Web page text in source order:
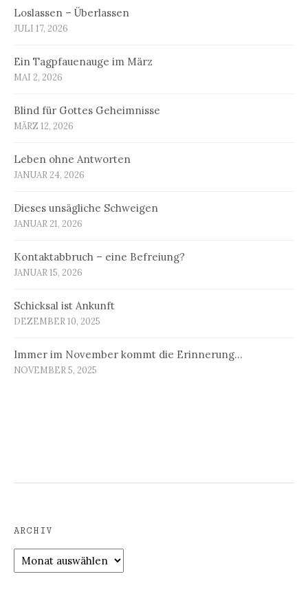
Loslassen – Überlassen
JULI 17, 2026
Ein Tagpfauenauge im März
MAI 2, 2026
Blind für Gottes Geheimnisse
MÄRZ 12, 2026
Leben ohne Antworten
JANUAR 24, 2026
Dieses unsägliche Schweigen
JANUAR 21, 2026
Kontaktabbruch – eine Befreiung?
JANUAR 15, 2026
Schicksal ist Ankunft
DEZEMBER 10, 2025
Immer im November kommt die Erinnerung…
NOVEMBER 5, 2025
ARCHIV
Archiv